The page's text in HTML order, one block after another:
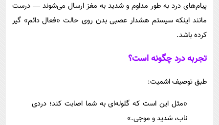
پیام‌های درد به طور مداوم و شدید به مغز ارسال می‌شوند — درست
مانند اینکه سیستم هشدار عصبی بدن روی حالت «فعال دائم» گیر
کرده باشد.
تجربه درد چگونه است؟
طبق توصیف اشمیت:
«مثل این است که گلوله‌ای به شما اصابت کند؛ دردی
ناب، شدید و موجی.»